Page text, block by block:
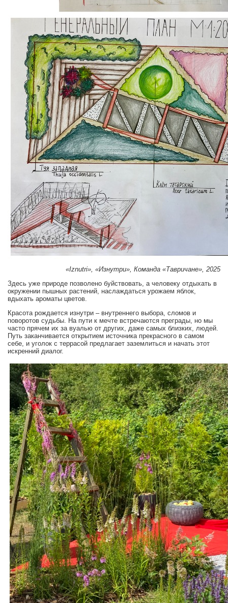
«Iznutri», «Изнутри», Команда «Тавричане», 2025
Здесь уже природе позволено буйствовать, а человеку отдыхать в
окружении пышных растений, наслаждаться урожаем яблок,
вдыхать ароматы цветов.
Красота рождается изнутри – внутреннего выбора, сломов и
поворотов судьбы. На пути к мечте встречаются преграды, но мы
часто прячем их за вуалью от других, даже самых близких, людей.
Путь заканчивается открытием источника прекрасного в самом
себе, и уголок с террасой предлагает заземлиться и начать этот
искренний диалог.